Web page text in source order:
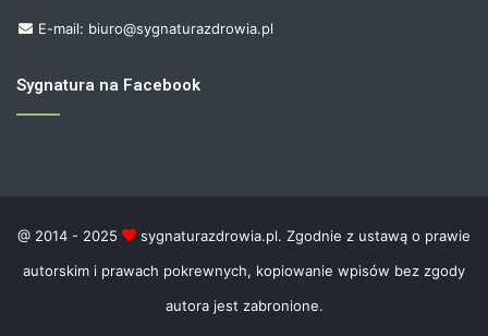
E-mail: biuro@sygnaturazdrowia.pl
Sygnatura na Facebook
@ 2014 - 2025
sygnaturazdrowia.pl. Zgodnie z ustawą o prawie
autorskim i prawach pokrewnych, kopiowanie wpisów bez zgody
autora jest zabronione.